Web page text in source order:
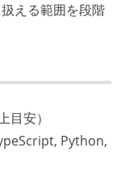
える範囲を段階
目安）
Python,